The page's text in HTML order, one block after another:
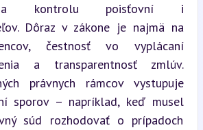
a kontrolu poisťovní i
Dôraz v zákone je najmä na
čestnosť vo vyplácaní
a transparentnosť zmlúv.
právnych rámcov vystupuje
sporov – napríklad, keď musel
súd rozhodovať o prípadoch